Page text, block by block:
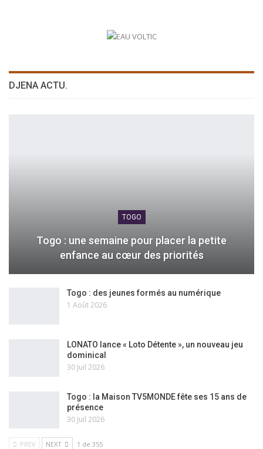
DJENA ACTU.
TOGO
Togo : une semaine pour placer la petite
enfance au cœur des priorités
Togo : des jeunes formés au numérique
1 Août 2026
LONATO lance « Loto Détente », un nouveau jeu
dominical
30 Juil 2026
Togo : la Maison TV5MONDE fête ses 15 ans de
présence
30 Juil 2026
PREV NEXT 1 de 355